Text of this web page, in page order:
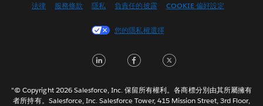
Français (Canada)
Italiano
한국어
法律 服務條款 隱私 負責任的披露 COOKIE 偏好設定
您的隱私權選擇
LinkedInFacebook
"© Copyright 2026 Salesforce, Inc. 保留所有權利。各商標分別由其所屬擁有
者所持有。Salesforce, Inc. Salesforce Tower, 415 Mission Street, 3rd Floor,